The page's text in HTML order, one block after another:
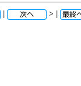
| > |